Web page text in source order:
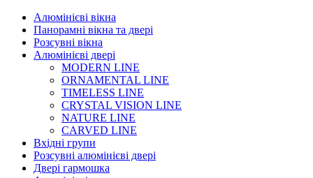
Алюмінієві вікна
Панорамні вікна та двері
Розсувні вікна
Алюмінієві двері
MODERN LINE
ORNAMENTAL LINE
TIMELESS LINE
CRYSTAL VISION LINE
NATURE LINE
CARVED LINE
Вхідні групи
Розсувні алюмінієві двері
Двері гармошка